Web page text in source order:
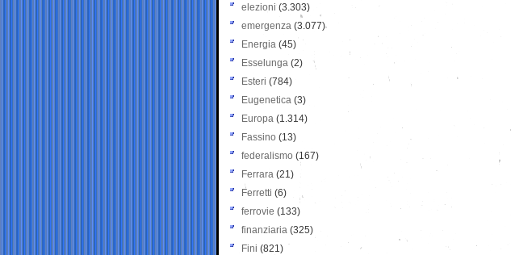
elezioni (3.303)
emergenza (3.077)
Energia (45)
Esselunga (2)
Esteri (784)
Eugenetica (3)
Europa (1.314)
Fassino (13)
federalismo (167)
Ferrara (21)
Ferretti (6)
ferrovie (133)
finanziaria (325)
Fini (821)